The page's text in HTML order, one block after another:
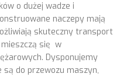
o dużej wadze i
naczepy mają
skuteczny transport
się w
Dysponujemy
do przewozu maszyn,